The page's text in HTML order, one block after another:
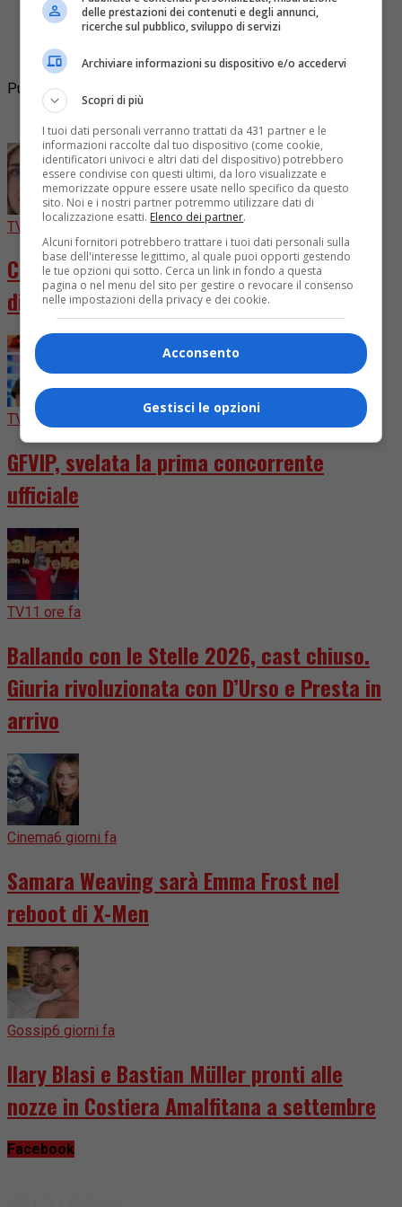
scenario della Val Trebbia, è uno dei percorsi più
suggestivi della provincia di Piacenza. Fratelle e
sorelli d’Italia, camminatori...
Pubblicità
TV 6 giorni fa
Chiara Ferragni diventa attrice in “Come
distruggere l’ex”
TV 5 giorni fa
GFVIP, svelata la prima concorrente
ufficiale
TV11 ore fa
Ballando con le Stelle 2026, cast chiuso.
Giuria rivoluzionata con D’Urso e Presta in
arrivo
Cinema6 giorni fa
Samara Weaving sarà Emma Frost nel
reboot di X-Men
Gossip6 giorni fa
Ilary Blasi e Bastian Müller pronti alle
nozze in Costiera Amalfitana a settembre
Facebook
delle prestazioni dei contenuti e degli annunci,
ricerche sul pubblico, sviluppo di servizi
Archiviare informazioni su dispositivo e/o accedervi
Scopri di più
I tuoi dati personali verranno trattati da 431 partner e le
informazioni raccolte dal tuo dispositivo (come cookie,
identificatori univoci e altri dati del dispositivo) potrebbero
essere condivise con questi ultimi, da loro visualizzate e
memorizzate oppure essere usate nello specifico da questo
sito. Noi e i nostri partner potremmo utilizzare dati di
localizzazione esatti. Elenco dei partner.
Alcuni fornitori potrebbero trattare i tuoi dati personali sulla
base dell'interesse legittimo, al quale puoi opporti gestendo
le tue opzioni qui sotto. Cerca un link in fondo a questa
pagina o nel menu del sito per gestire o revocare il consenso
nelle impostazioni della privacy e dei cookie.
Acconsento
Gestisci le opzioni